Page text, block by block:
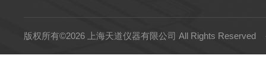
版权所有©2026 上海天道仪器有限公司 All Rights Reserved